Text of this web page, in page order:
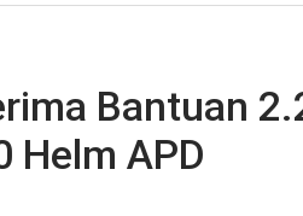
Bantuan
Helm APD